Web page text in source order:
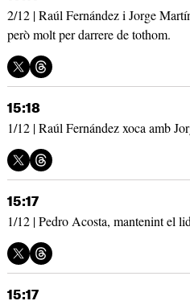
2/12 | Raúl Fernández i Jorge
però molt per darrere de tothom.
15:18
1/12 | Raúl Fernández xoca amb
15:17
1/12 | Pedro Acosta, mantenint el
15:17